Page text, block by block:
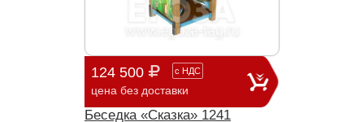
124 500 с НДС
цена без доставки
Беседка «Сказка» 1241